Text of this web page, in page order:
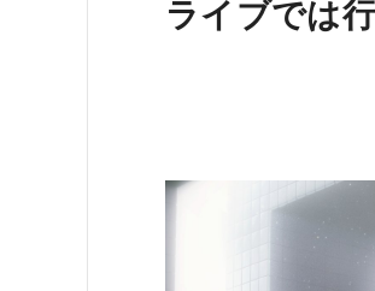
ライブでは